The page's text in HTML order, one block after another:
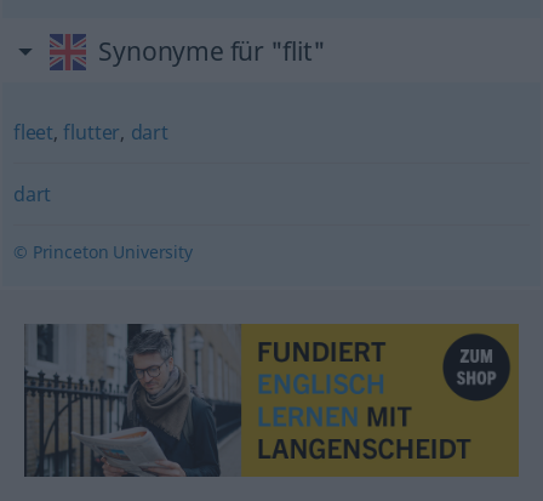
Synonyme für "flit"
fleet,flutter, dart
dart
© Princeton University